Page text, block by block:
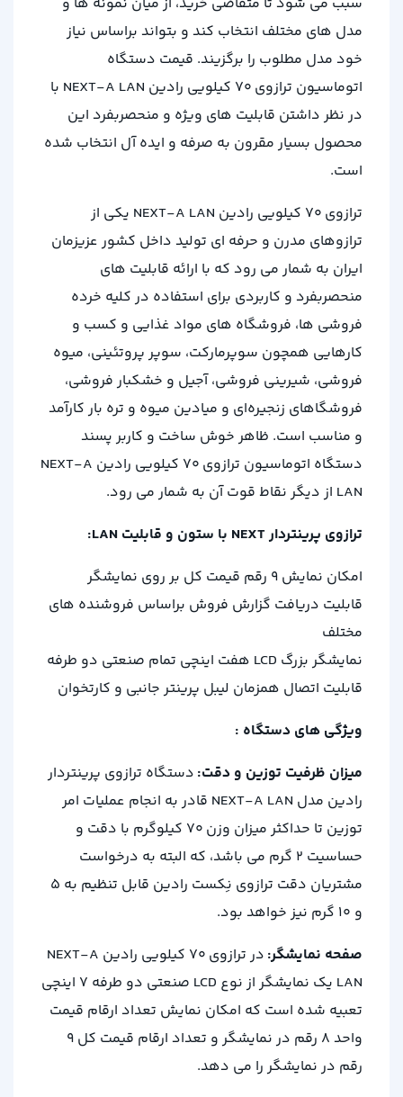
مدل های مختلف انتخاب کند و بتواند براساس نیاز
خود مدل مطلوب را برگزیند. قیمت دستگاه
اتوماسیون ترازوی 70 کیلویی رادین NEXT-A LAN با
در نظر داشتن قابلیت های ویژه و منحصربفرد این
محصول بسیار مقرون به صرفه و ایده آل انتخاب شده
است.
ترازوی 70 کیلویی رادین NEXT-A LAN یکی از
ترازوهای مدرن و حرفه‌ ای تولید داخل کشور عزیزمان
ایران به شمار می‌ رود که با ارائه قابلیت‌ های
منحصربفرد و کاربردی برای استفاده در کلیه خرده
فروشی‌ ها، فروشگاه‌ های مواد غذایی و کسب و
کارهایی همچون سوپر‌مارکت، سوپر پروتئینی‌، میوه‌
فروشی، شیرینی‌ فروشی، آجیل و خشکبار فروشی،
فروشگاهای زنجیره‌ای و میادین میوه و تره بار کارآمد
و مناسب است. ظاهر خوش‌ ساخت و کاربر پسند
دستگاه اتوماسیون ترازوی 70 کیلویی رادین NEXT-A
LAN از دیگر نقاط قوت آن به شمار می‌ رود.
ترازوی پرینتردار NEXT با ستون و قابلیت LAN:
امکان نمایش 9 رقم قیمت کل بر روی نمایشگر
قابلیت دریافت گزارش فروش براساس فروشنده های
مختلف
نمایشگر بزرگ LCD هفت اینچی تمام صنعتی دو طرفه
قابلیت اتصال همزمان لیبل پرینتر جانبی و کارتخوان
ویژگی های دستگاه :
میزان ظرفیت توزین و دقت: دستگاه ترازوی پرینتردار
رادین مدل NEXT-A LAN قادر به انجام عملیات امر
توزین تا حداکثر میزان وزن 70 کیلوگرم با دقت و
حساسیت 2 گرم می باشد، که البته به درخواست
مشتریان دقت ترازوی نِکست رادین قابل تنظیم به 5
و 10 گرم نیز خواهد بود.
صفحه نمایشگر:
در ترازوی 70 کیلویی رادین NEXT-A
LAN یک نمایشگر از نوع LCD صنعتی دو طرفه 7 اینچی
تعبیه شده است که امکان نمایش تعداد ارقام قیمت
واحد 8 رقم در نمایشگر و تعداد ارقام قیمت کل 9
رقم در نمایشگر را می دهد.